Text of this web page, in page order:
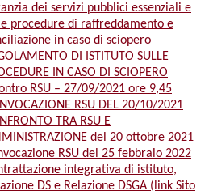
dei servizi pubblici essenziali e
procedure di raffreddamento e
in caso di sciopero
DI ISTITUTO SULLE
IN CASO DI SCIOPERO
RSU – 27/09/2021 ore 9,45
RSU DEL 20/10/2021
TRA RSU E
del 20 ottobre 2021
RSU del 25 febbraio 2022
integrativa di istituto,
DS e Relazione DSGA (link Sito